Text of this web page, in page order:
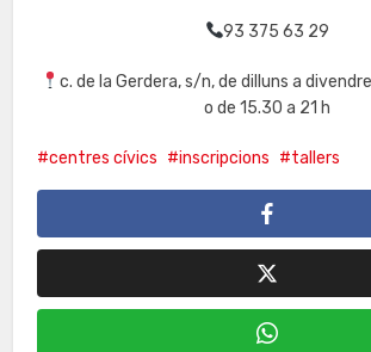
93 375 63 29
c. de la Gerdera, s/n, de dilluns a
o de 15.30 a 21 h
centres cívics inscripcions tallers